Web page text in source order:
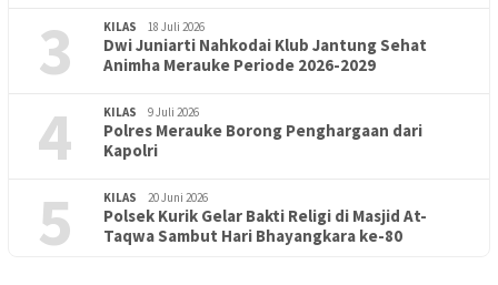
3 KILAS 18 Juli 2026
Dwi Juniarti Nahkodai Klub Jantung Sehat
Animha Merauke Periode 2026-2029
4 KILAS 9 Juli 2026
Polres Merauke Borong Penghargaan dari
Kapolri
5 KILAS 20 Juni 2026
Polsek Kurik Gelar Bakti Religi di Masjid At-
Taqwa Sambut Hari Bhayangkara ke-80
PENDIDIKAN 18 Juni 2026
Lepas Puluhan Peserta Didik, TK Yapis 2 Merauke Siapkan